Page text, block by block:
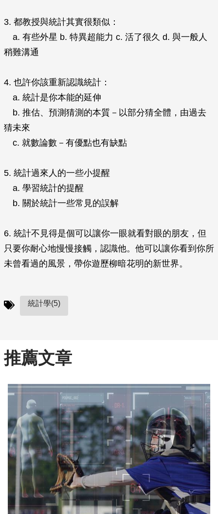
3. 都教授與統計其實很類似：
a. 有些外星 b. 特異超能力 c. 活了很久 d. 與一般人
稍難溝通
4. 也許你該重新認識統計：
a. 統計是你本能的延伸
b. 推估、預測猜測的本質－以部分猜全體，由過去
猜未來
c. 就數論數－有優點也有缺點
5. 統計過來人的一些小提醒
a. 學習統計的提醒
b. 關於統計一些常見的誤解
6. 統計不見得是個可以讓你一眼就看對眼的朋友，但
只要你耐心地慢慢接觸，認識他。他可以讓你看到你所
未曾看過的風景，帶你遊歷柳暗花明的新世界。
統計學(5)
推薦文章